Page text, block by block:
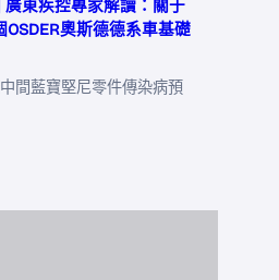
廣東疾控專家解讀：關于
OSDER奧斯德德系車基礎
間藍寶堅尼零件傳染病預